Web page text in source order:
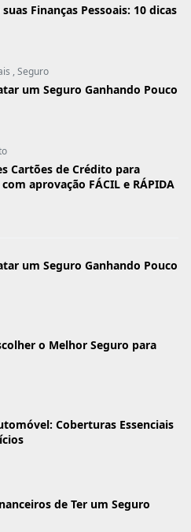
Finanças Pessoais: 10 dicas
, Seguro
um Seguro Ganhando Pouco
Cartões de Crédito para
aprovação FÁCIL e RÁPIDA
um Seguro Ganhando Pouco
o Melhor Seguro para
Coberturas Essenciais
de Ter um Seguro